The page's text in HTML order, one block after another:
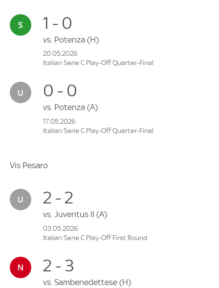
1 - 0
vs. Potenza (H)
20.05.2026
Italian Serie C Play-Off Quarter-Final
0 - 0
vs. Potenza (A)
17.05.2026
Italian Serie C Play-Off Quarter-Final
Vis Pesaro
2 - 2
vs. Juventus II (A)
03.05.2026
Italian Serie C Play-Off First Round
2 - 3
vs. Sambenedettese (H)